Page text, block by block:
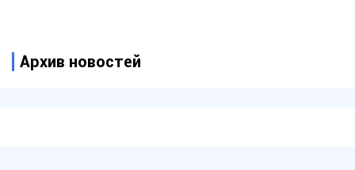
Архив новостей